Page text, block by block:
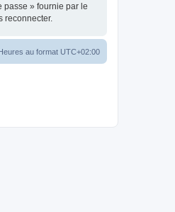
passe » fournie par le
reconnecter.
au format UTC+02:00